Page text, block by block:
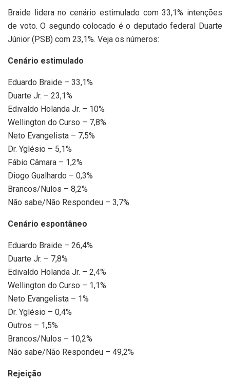
Braide lidera no cenário estimulado com 33,1% intenções
de voto. O segundo colocado é o deputado federal Duarte
Júnior (PSB) com 23,1%. Veja os números:
Cenário estimulado
Eduardo Braide – 33,1%
Duarte Jr. – 23,1%
Edivaldo Holanda Jr. – 10%
Wellington do Curso – 7,8%
Neto Evangelista – 7,5%
Dr. Yglésio – 5,1%
Fábio Câmara – 1,2%
Diogo Gualhardo – 0,3%
Brancos/Nulos – 8,2%
Não sabe/Não Respondeu – 3,7%
Cenário espontâneo
Eduardo Braide – 26,4%
Duarte Jr. – 7,8%
Edivaldo Holanda Jr. – 2,4%
Wellington do Curso – 1,1%
Neto Evangelista – 1%
Dr. Yglésio – 0,4%
Outros – 1,5%
Brancos/Nulos – 10,2%
Não sabe/Não Respondeu – 49,2%
Rejeição